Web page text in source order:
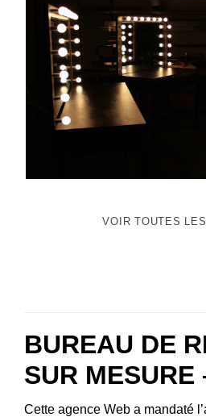
VOIR TOUTES
BUREAU DE
SUR
Cette agence Web a mandaté